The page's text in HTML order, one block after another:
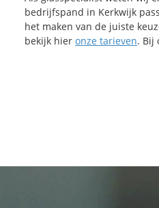
bedrijfspand in Kerkwijk
het maken van de juiste
bekijk hier onze tarieven. Bij